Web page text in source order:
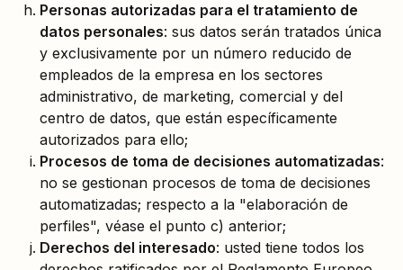
Personas autorizadas para el tratamiento de
datos personales: sus datos serán tratados única
y exclusivamente por un número reducido de
empleados de la empresa en los sectores
administrativo, de marketing, comercial y del
centro de datos, que están específicamente
autorizados para ello;
Procesos de toma de decisiones automatizadas:
no se gestionan procesos de toma de decisiones
automatizadas; respecto a la "elaboración de
perfiles", véase el punto c) anterior;
Derechos del interesado: usted tiene todos los